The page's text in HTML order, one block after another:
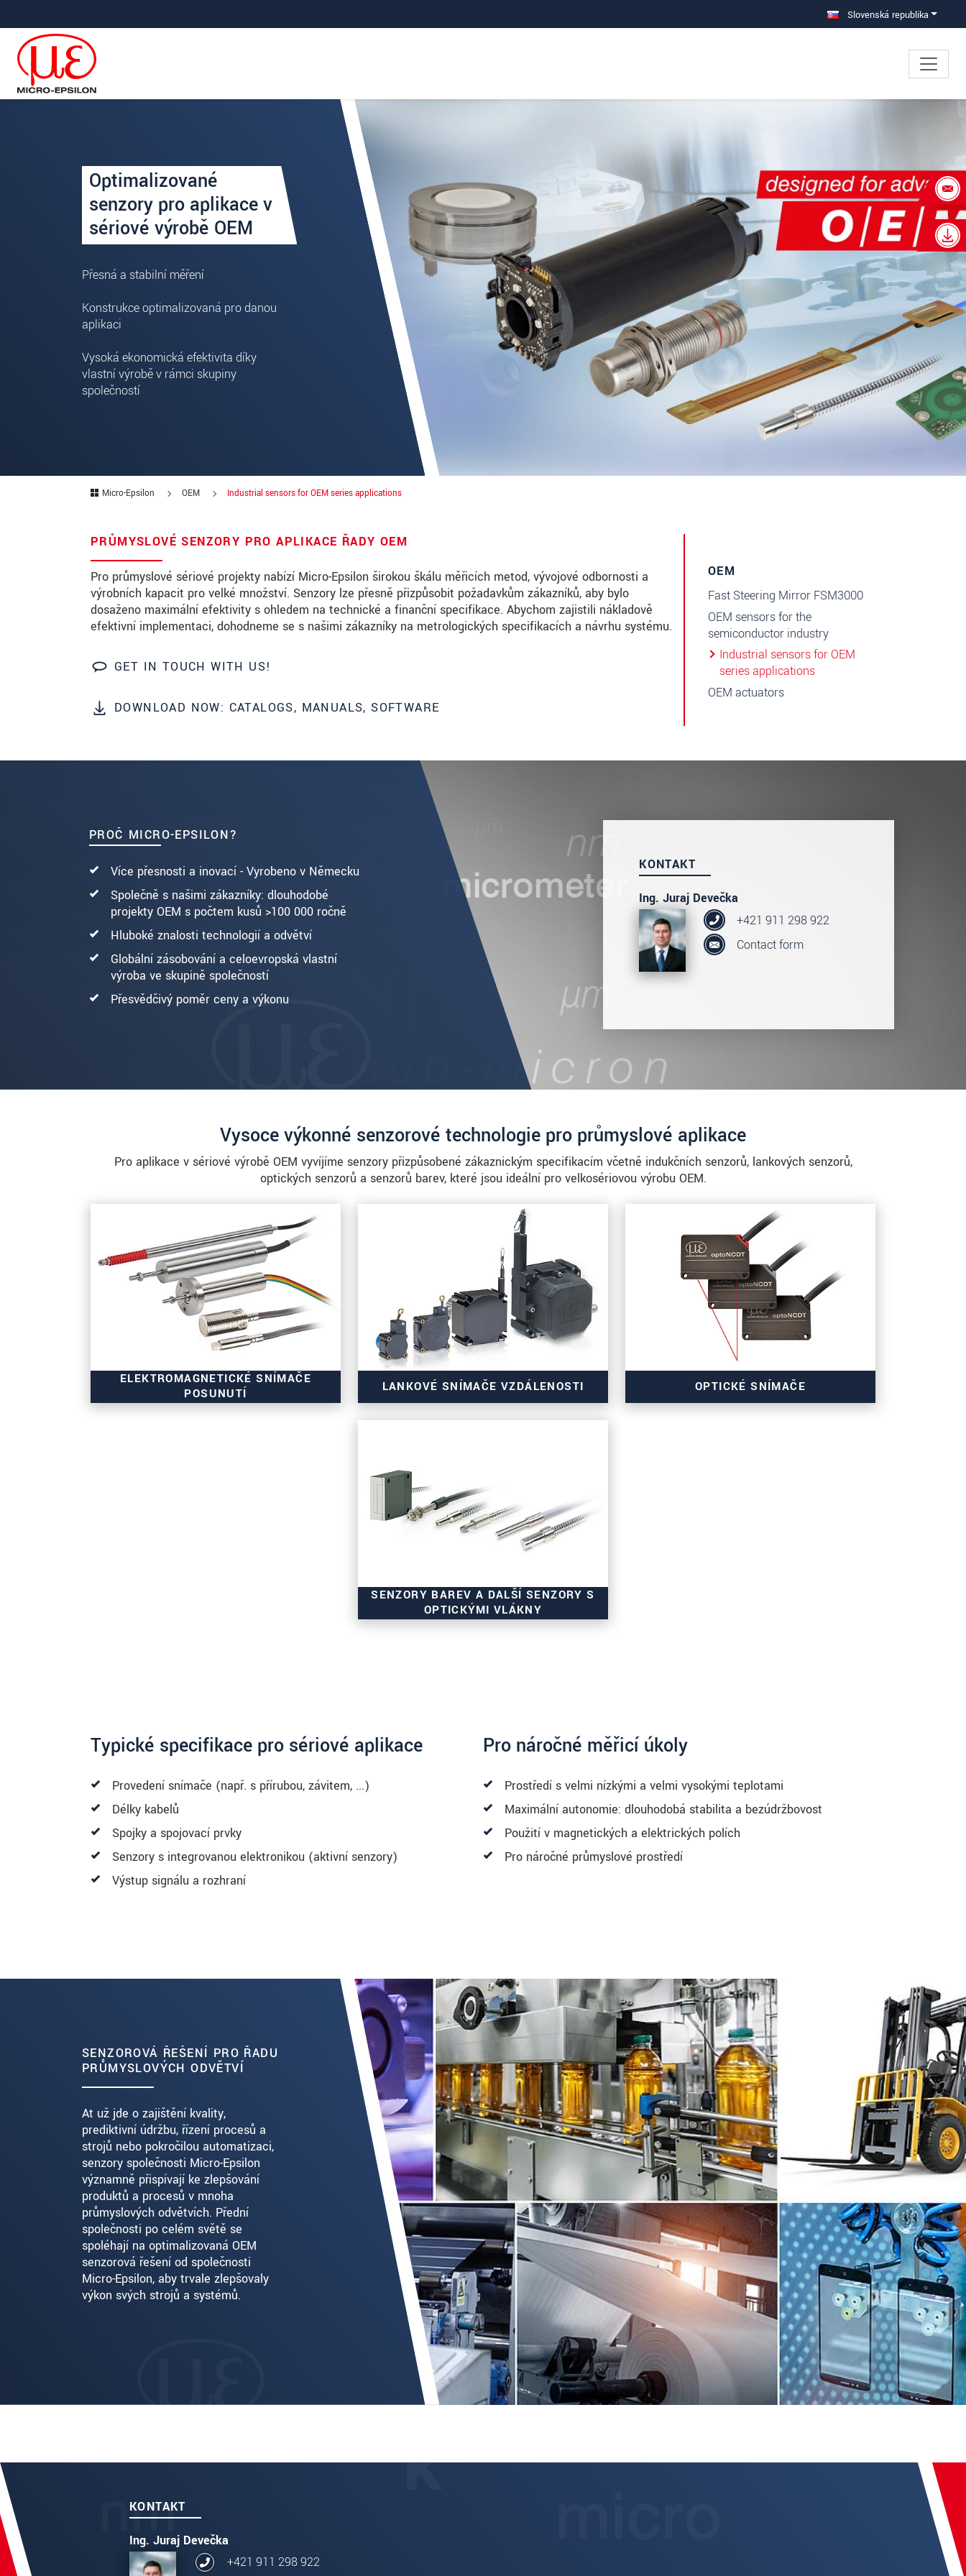
Slovenská republika
Optimalizované
senzory pro aplikace v
sériové výrobě OEM
Přesná a stabilní měření
Konstrukce optimalizovaná pro danou
aplikaci
Vysoká ekonomická efektivita díky
vlastní výrobě v rámci skupiny
společností
Micro-Epsilon OEM Industrial sensors for OEM series applications
PRŮMYSLOVÉ SENZORY PRO APLIKACE ŘADY OEM
Pro průmyslové sériové projekty nabízí Micro-Epsilon širokou škálu měřicích metod, vývojové odbornosti a
výrobních kapacit pro velké množství. Senzory lze přesně přizpůsobit požadavkům zákazníků, aby bylo
dosaženo maximální efektivity s ohledem na technické a finanční specifikace. Abychom zajistili nákladově
efektivní implementaci, dohodneme se s našimi zákazníky na metrologických specifikacích a návrhu systému.
GET IN TOUCH WITH US!
DOWNLOAD NOW: CATALOGS, MANUALS, SOFTWARE
OEM
Fast Steering Mirror FSM3000
OEM sensors for the
semiconductor industry
Industrial sensors for OEM
series applications
OEM actuators
PROČ MICRO-EPSILON?
Více přesnosti a inovací - Vyrobeno v Německu
Společně s našimi zákazníky: dlouhodobé
projekty OEM s počtem kusů >100 000 ročně
Hluboké znalosti technologií a odvětví
Globální zásobování a celoevropská vlastní
výroba ve skupině společností
Přesvědčivý poměr ceny a výkonu
KONTAKT
Ing. Juraj Devečka
+421 911 298 922
Contact form
Ihre Anfrage zu: Industrial sensors for OEM series applications
Krstné meno*
PSČ
Mesto
E-Mail*
Please keep me informed about product innovations by e-mail.
* Povinné informace
S vašimi údaji zacházíme důvěrně. Přečtěte si prosím naše
prohlášení o ochraně osobních údajů
Vysoce výkonné senzorové technologie pro průmyslové aplikace
Pro aplikace v sériové výrobě OEM vyvíjíme senzory přizpůsobené zákaznickým specifikacím včetně indukčních senzorů, lankových senzorů,
optických senzorů a senzorů barev, které jsou ideální pro velkosériovou výrobu OEM.
ELEKTROMAGNETICKÉ SNÍMAČE
POSUNUTÍ
LANKOVÉ SNÍMAČE VZDÁLENOSTI
Přizpůsobitelné měřicí rozsahy
Výstupní signály
Mechaniky
OPTICKÉ SNÍMAČE
SENZORY BAREV A DALŠÍ SENZORY S
OPTICKÝMI VLÁKNY
Typické specifikace pro sériové aplikace
Provedení snímače (např. s přírubou, závitem, ...)
Délky kabelů
Spojky a spojovací prvky
Senzory s integrovanou elektronikou (aktivní senzory)
Výstup signálu a rozhraní
Pro náročné měřicí úkoly
Prostředí s velmi nízkými a velmi vysokými teplotami
Maximální autonomie: dlouhodobá stabilita a bezúdržbovost
Použití v magnetických a elektrických polích
Pro náročné průmyslové prostředí
SENZOROVÁ ŘEŠENÍ PRO ŘADU
PRŮMYSLOVÝCH ODVĚTVÍ
Ať už jde o zajištění kvality,
prediktivní údržbu, řízení procesů a
strojů nebo pokročilou automatizaci,
senzory společnosti Micro-Epsilon
významně přispívají ke zlepšování
produktů a procesů v mnoha
průmyslových odvětvích. Přední
společnosti po celém světě se
spoléhají na optimalizovaná OEM
senzorová řešení od společnosti
Micro-Epsilon, aby trvale zlepšovaly
výkon svých strojů a systémů.
KONTAKT
Ing. Juraj Devečka
+421 911 298 922